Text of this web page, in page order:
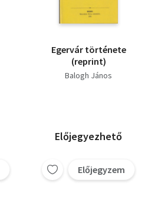
Egervár története
(reprint)
Balogh János
Előjegyezhető
Előjegyzem